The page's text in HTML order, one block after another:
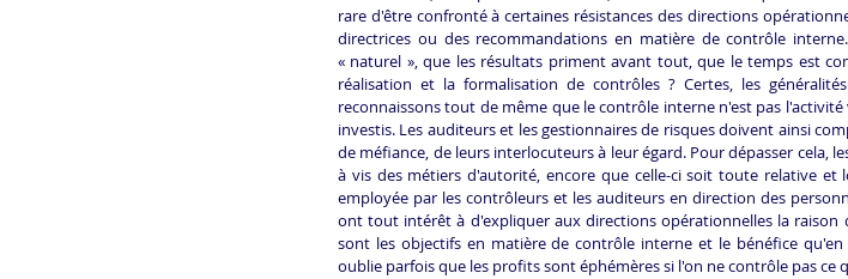
rare d'être confronté à certaines résistances des directions
directrices ou des recommandations en matière de contrôle
« naturel », que les résultats priment avant tout, que le temps est
réalisation et la formalisation de contrôles ? Certes, les
reconnaissons tout de même que le contrôle interne n'est pas
investis. Les auditeurs et les gestionnaires de risques doivent ainsi
de méfiance, de leurs interlocuteurs à leur égard. Pour dépasser cela,
à vis des métiers d'autorité, encore que celle-ci soit toute relative et
employée par les contrôleurs et les auditeurs en direction des
ont tout intérêt à d'expliquer aux directions opérationnelles la raison
sont les objectifs en matière de contrôle interne et le bénéfice
oublie parfois que les profits sont éphémères si l'on ne contrôle pas ce